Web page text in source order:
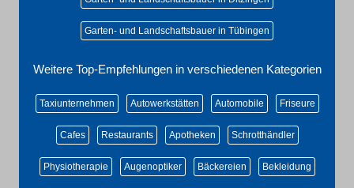
Garten- und Landschaftsbauer in Tübingen
Weitere Top-Empfehlungen in verschiedenen Kategorien
Taxiunternehmen Autowerkstätten Automobile Friseure
Cafes Restaurants Apotheken Schrotthändler
Physiotherapie Augenoptiker Bäckereien Bekleidung